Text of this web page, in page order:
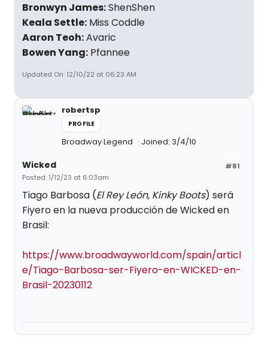
Bronwyn James:ShenShen
Keala Settle: Miss Coddle
Aaron Teoh:Avaric
Bowen Yang: Pfannee
Updated On: 12/10/22 at 06:23 AM
robertsp
PROFILE
Broadway Legend Joined: 3/4/10
#81
Wicked
Posted: 1/12/23 at 6:03am
Tiago Barbosa (El Rey León, Kinky Boots) será
Fiyero en la nueva producción de Wicked en
Brasil:
https://www.broadwayworld.com/spain/articl
e/Tiago-Barbosa-ser-Fiyero-en-WICKED-en-
Brasil-20230112